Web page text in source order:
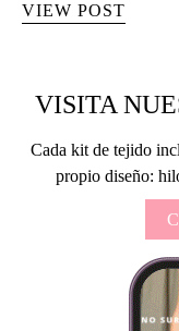
VIEW POST
VISITA
Cada kit de tejido
propio diseño: